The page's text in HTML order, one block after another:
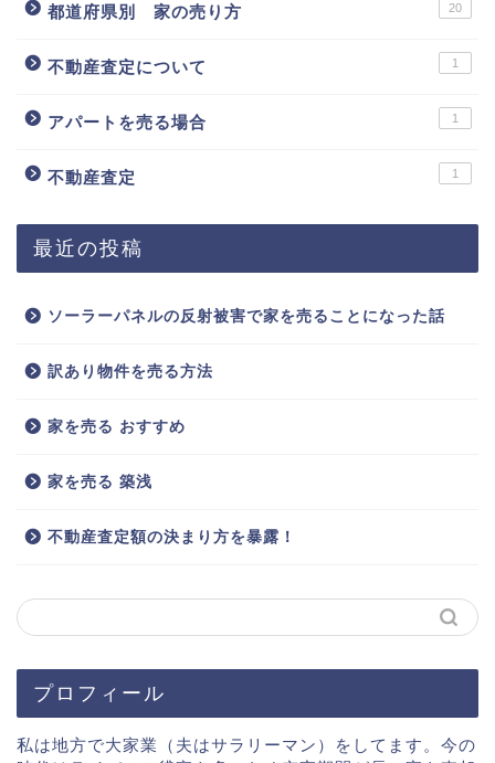
都道府県別 家の売り方 20
不動産査定について 1
アパートを売る場合 1
不動産査定 1
最近の投稿
ソーラーパネルの反射被害で家を売ることになった話
訳あり物件を売る方法
家を売る おすすめ
家を売る 築浅
不動産査定額の決まり方を暴露！
プロフィール
私は地方で大家業（夫はサラリーマン）をしてます。今の